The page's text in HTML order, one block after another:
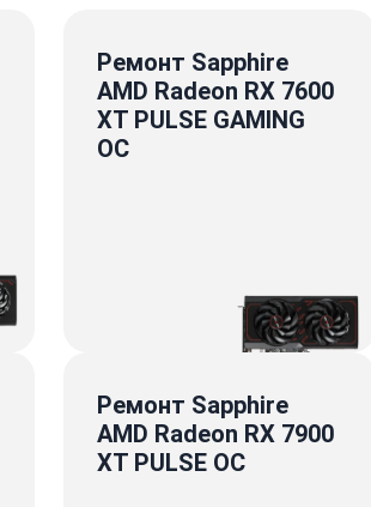
Ремонт Sapphire
AMD Radeon RX 7600
XT PULSE GAMING
OC
Ремонт Sapphire
AMD Radeon RX 7900
XT PULSE OC